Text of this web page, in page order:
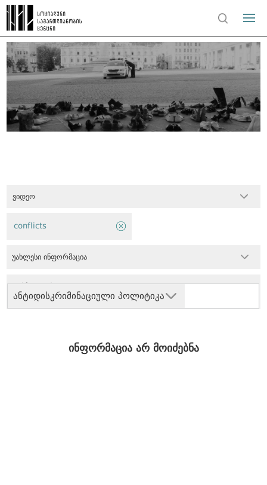
ვიდეო
ანტიდისკრიმინაციული პოლიტიკა
conflicts
უახლესი ინფორმაცია
ინფორმაცია არ მოიძებნა